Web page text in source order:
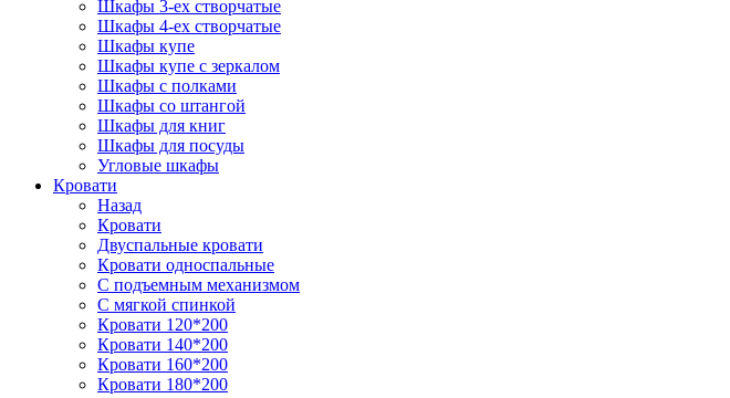
Шкафы 3-ех створчатые
Шкафы 4-ех створчатые
Шкафы купе
Шкафы купе с зеркалом
Шкафы с полками
Шкафы со штангой
Шкафы для книг
Шкафы для посуды
Угловые шкафы
Кровати
Назад
Кровати
Двуспальные кровати
Кровати односпальные
С подъемным механизмом
С мягкой спинкой
Кровати 120*200
Кровати 140*200
Кровати 160*200
Кровати 180*200